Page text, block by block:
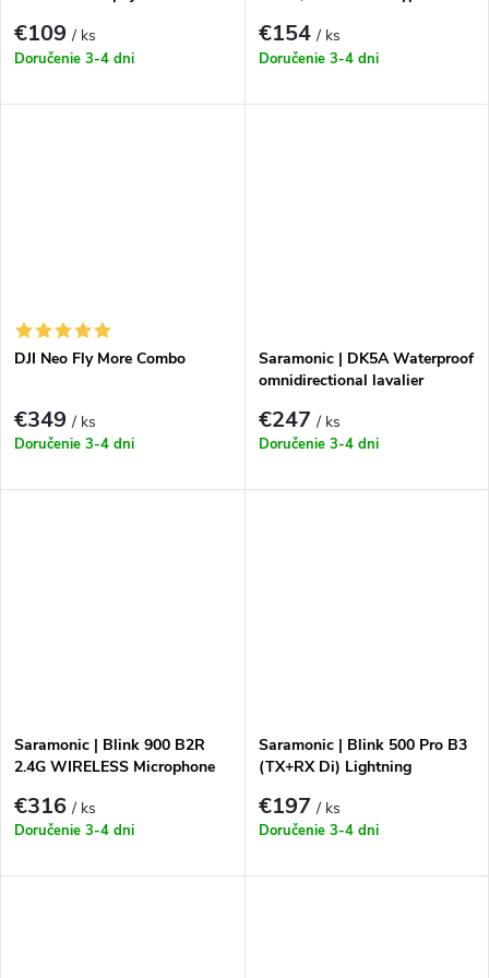
€109/ ks
Doručenie 3-4 dni
€154/ ks
Doručenie 3-4 dni
DJI Neo Fly More Combo
€349/ ks
Doručenie 3-4 dni
Saramonic | DK5A Waterproof
omnidirectional lavalier
€247/ ks
Doručenie 3-4 dni
Saramonic | Blink 900 B2R
2.4G WIRELESS Microphone
charging box
€316/ ks
Doručenie 3-4 dni
Saramonic | Blink 500 Pro B3
(TX+RX Di) Lightning
€197/ ks
Doručenie 3-4 dni